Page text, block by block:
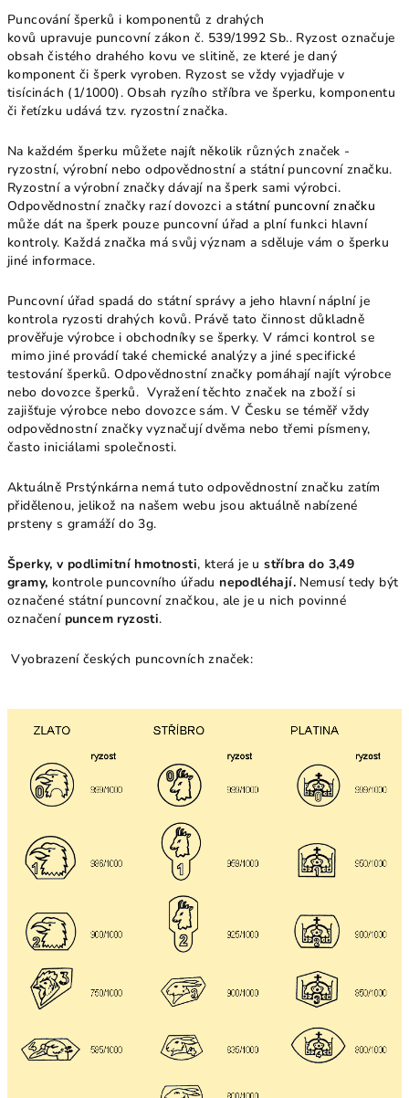
Puncování šperků i komponentů z drahých
kovů upravuje puncovní zákon č. 539/1992 Sb.. Ryzost označuje
obsah čistého drahého kovu ve slitině, ze které je daný
komponent či šperk vyroben. Ryzost se vždy vyjadřuje v
tisícinách (1/1000). Obsah ryzího stříbra ve šperku, komponentu
či řetízku udává tzv. ryzostní značka.
Na každém šperku můžete najít několik různých značek -
ryzostní, výrobní nebo odpovědnostní a státní puncovní značku.
Ryzostní a výrobní značky dávají na šperk sami výrobci.
Odpovědnostní značky razí dovozci astátní puncovní značku
může dát na šperk pouze puncovní úřad a plní funkci hlavní
kontroly. Každá značka má svůj význam a sděluje vám o šperku
jiné informace.
Puncovní úřad spadá do státní správy a jeho hlavní náplní je
kontrola ryzosti drahých kovů. Právě tato činnost důkladně
prověřuje výrobce i obchodníky se šperky. V rámci kontrol se
mimo jiné provádí také chemické analýzy a jiné specifické
testování šperků. Odpovědnostní značky pomáhají najít výrobce
nebo dovozce šperků. Vyražení těchto značek na zboží si
zajišťuje výrobce nebo dovozce sám. V Česku se téměř vždy
odpovědnostní značky vyznačují dvěma nebo třemi písmeny,
často iniciálami společnosti.
Aktuálně Prstýnkárna nemá tuto odpovědnostní značku zatím
přidělenou, jelikož na našem webu jsou aktuálně nabízené
prsteny s gramáží do 3g.
Šperky, v podlimitní hmotnosti, která je u stříbra do 3,49
gramy, kontrole puncovního úřadu nepodléhají. Nemusí tedy být
označené státní puncovní značkou, ale je u nich povinné
označení puncem ryzosti.
Vyobrazení českých puncovních značek: